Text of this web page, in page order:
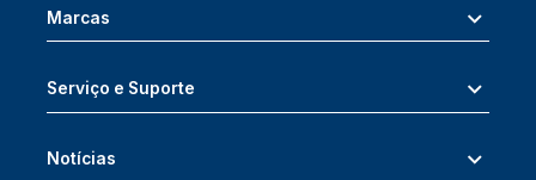
Marcas
Serviço e Suporte
Notícias